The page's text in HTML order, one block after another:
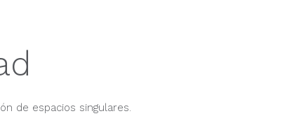
de espacios singulares.